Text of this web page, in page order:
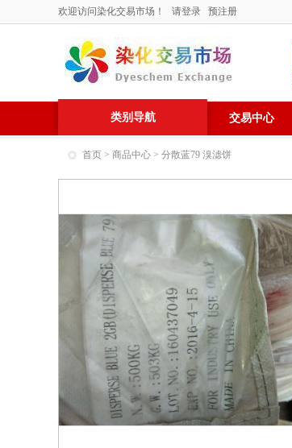
欢迎访问染化交易市场！ 请登录 预注册
类别导航 交易中心
首页 > 商品中心 > 分散蓝79 溴滤饼